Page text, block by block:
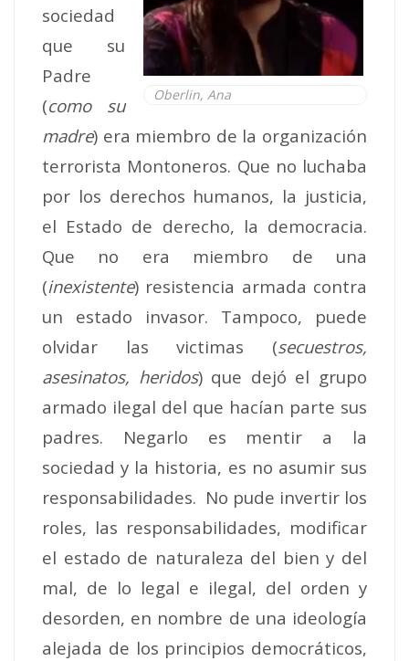
Oberlin, Ana
sociedad
que su
Padre
(como su
madre) era miembro de la organización
terrorista Montoneros. Que no luchaba
por los derechos humanos, la justicia,
el Estado de derecho, la democracia.
Que no era miembro de una
(inexistente) resistencia armada contra
un estado invasor. Tampoco, puede
olvidar las victimas (secuestros,
asesinatos, heridos) que dejó el grupo
armado ilegal del que hacían parte sus
padres. Negarlo es mentir a la
sociedad y la historia, es no asumir sus
responsabilidades. No pude invertir los
roles, las responsabilidades, modificar
el estado de naturaleza del bien y del
mal, de lo legal e ilegal, del orden y
desorden, en nombre de una ideología
alejada de los principios democráticos,